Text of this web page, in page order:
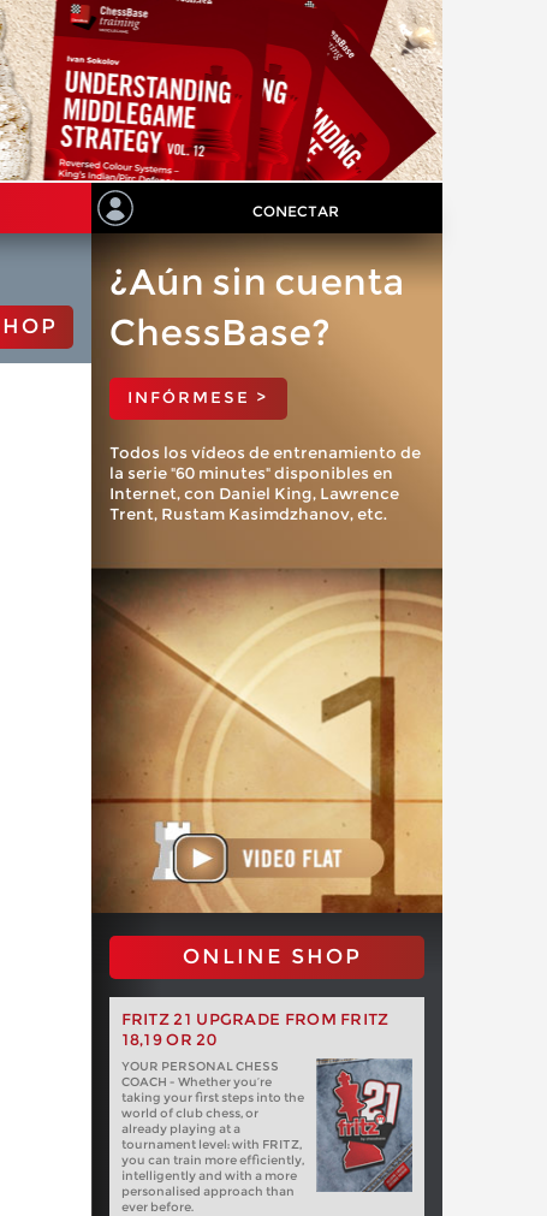
CONECTAR
¿Aún sin cuenta
ChessBase?
INFÓRMESE >
Todos los vídeos de entrenamiento de
la serie "60 minutes" disponibles en
Internet, con Daniel King, Lawrence
Trent, Rustam Kasimdzhanov, etc.
ONLINE SHOP
FRITZ 21 UPGRADE FROM FRITZ
18,19 OR 20
YOUR PERSONAL CHESS
COACH - Whether you’re
taking your first steps into the
world of club chess, or
already playing at a
tournament level: with FRITZ,
you can train more efficiently,
intelligently and with a more
personalised approach than
ever before.